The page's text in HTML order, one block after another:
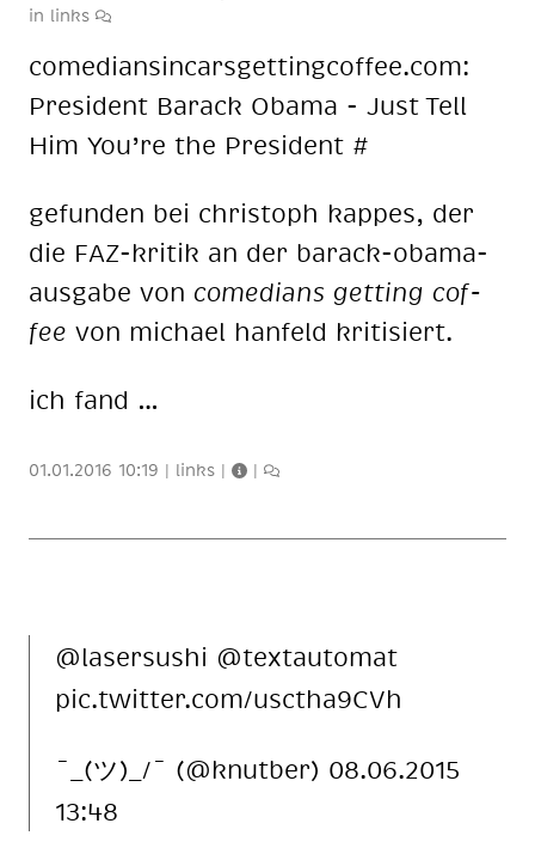
in links
co­me­di­an­sin­cars­get­ting­cof­fee.com:
Pre­si­dent Ba­rack Oba­ma - Just Tell
Him You’re the Pre­si­dent #
ge­fun­den bei chris­toph kap­pes, der
die FAZ-kri­tik an der ba­rack-oba­ma-
aus­ga­be von co­me­di­ans get­ting cof­
fee von mi­cha­el han­feld kri­ti­siert.
ich fand …
01.01.2016 10:19 | links | |
@la­ser­su­shi @text­au­to­mat
pic.twit­ter.com/usc­tha9CVh
¯_(ツ)_/¯ (@knut­ber) 08.06.2015
13:48